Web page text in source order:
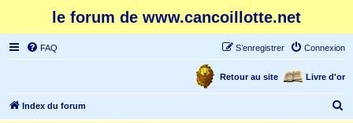
le forum de www.cancoillotte.net
FAQ Connexion
S’enregistrer
Livre d'or
Retour au site
Index du forum